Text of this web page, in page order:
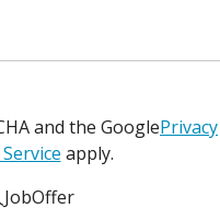
and the GooglePrivacy
apply.